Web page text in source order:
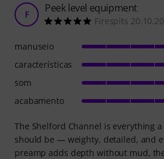
F Peek level equipment
Firespits
The Shelford Channel is everything
should be — weighty, detailed, and
preamp adds depth without mud,
manuseio
características
som
acabamento